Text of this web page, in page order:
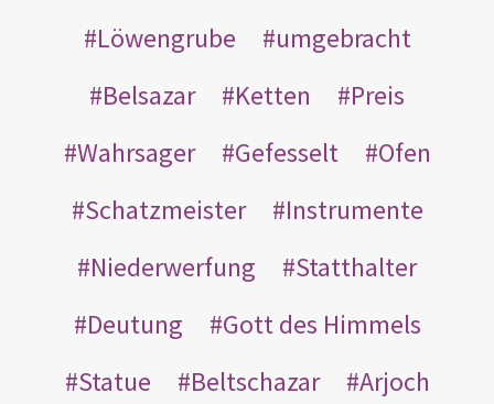
Löwengrube
umgebracht
Belsazar
Ketten
Preis
Wahrsager
Gefesselt
Ofen
Schatzmeister
Instrumente
Niederwerfung
Statthalter
Deutung
Gott des Himmels
Statue
Beltschazar
Arjoch